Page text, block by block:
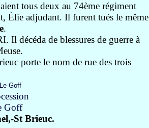
tous deux au 74ème régiment
Élie adjudant. Il furent tués le même
.
Il décéda de blessures de guerre à
porte le nom de rue des trois
St Brieuc.